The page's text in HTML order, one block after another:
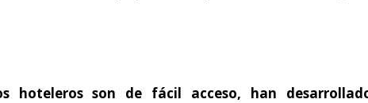
hoteleros son de fácil acceso, han